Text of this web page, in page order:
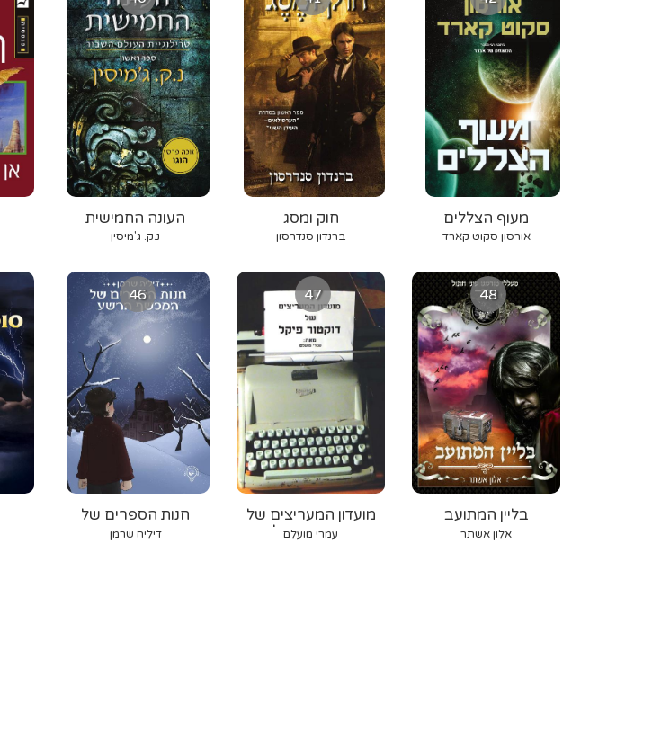
העונה החמישית
נ.ק. ג'מיסין
חוק ומסג
ברנדון סנדרסון
מעוף הצללים
אורסון סקוט קארד
46
חנות הספרים של
המכשף הרשע
דיליה שרמן
47
מועדון המעריצים של
דוקטור פיקל
עמרי מועלם
48
בליין המתועב
אלון אשתר